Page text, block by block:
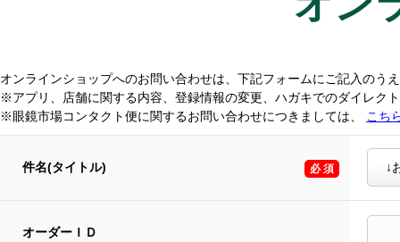
オンラインショップへのお問い合わせは、下記フォームにご記入のう
※アプリ、店舗に関する内容、登録情報の変更、ハガキでのダイレク
※眼鏡市場コンタクト便に関するお問い合わせにつきましては、
こち
件名(タイトル)
オーダーＩＤ